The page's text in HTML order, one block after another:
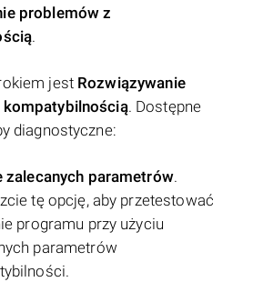
problemów z
.
jest Rozwiązywanie
. Dostępne
diagnostyczne:
zalecanych parametrów.
tę opcję, aby przetestować
programu przy użyciu
parametrów